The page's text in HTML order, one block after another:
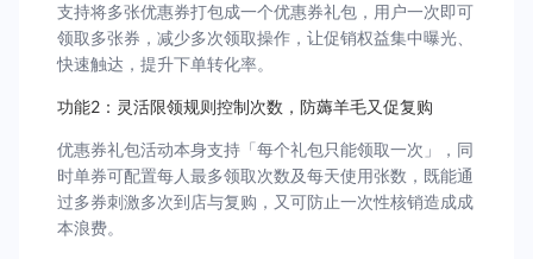
支持将多张优惠券打包成一个优惠券礼包，用户一次即可
领取多张券，减少多次领取操作，让促销权益集中曝光、
快速触达，提升下单转化率。
功能2：灵活限领规则控制次数，防薅羊毛又促复购
优惠券礼包活动本身支持「每个礼包只能领取一次」，同
时单券可配置每人最多领取次数及每天使用张数，既能通
过多券刺激多次到店与复购，又可防止一次性核销造成成
本浪费。